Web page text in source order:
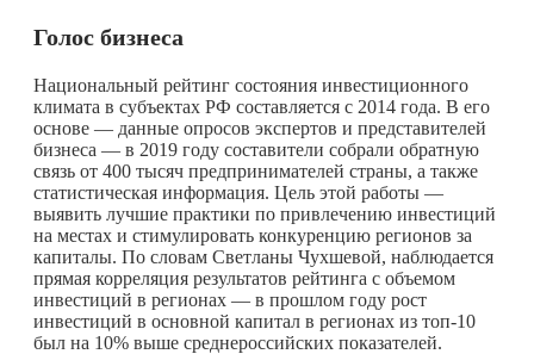
Голос бизнеса
Национальный рейтинг состояния инвестиционного
климата в субъектах РФ составляется с 2014 года. В его
основе — данные опросов экспертов и представителей
бизнеса — в 2019 году составители собрали обратную
связь от 400 тысяч предпринимателей страны, а также
статистическая информация. Цель этой работы —
выявить лучшие практики по привлечению инвестиций
на местах и стимулировать конкуренцию регионов за
капиталы. По словам Светланы Чухшевой, наблюдается
прямая корреляция результатов рейтинга с объемом
инвестиций в регионах — в прошлом году рост
инвестиций в основной капитал в регионах из топ-10
был на 10% выше среднероссийских показателей.